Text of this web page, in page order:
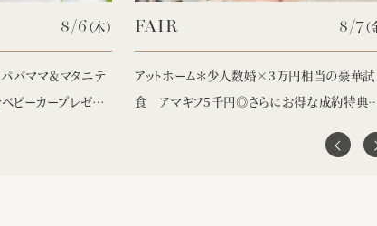
8/6（木）
パママ＆マタニテ
ビーカープレゼン
FAIR 8/7（
アットホーム＊少人数婚×3万円相当の豪華試
食 アマギフ5千円◎さらにお得な成約特典